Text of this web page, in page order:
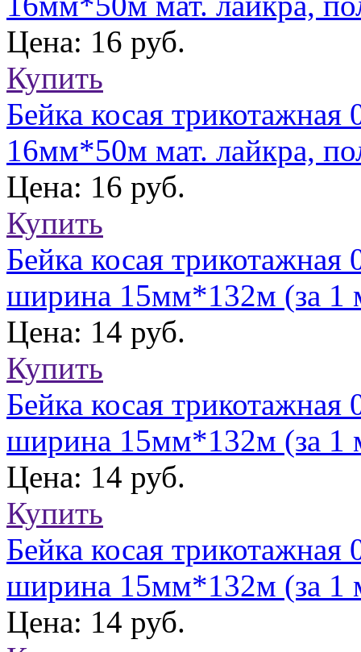
Цена: 16 руб.
Купить
Бейка косая
16мм*50м мат. лайкра,
Цена: 16 руб.
Купить
Бейка косая
ширина 15мм*132м (за 1
Цена: 14 руб.
Купить
Бейка косая
ширина 15мм*132м (за 1
Цена: 14 руб.
Купить
Бейка косая
ширина 15мм*132м (за 1
Цена: 14 руб.